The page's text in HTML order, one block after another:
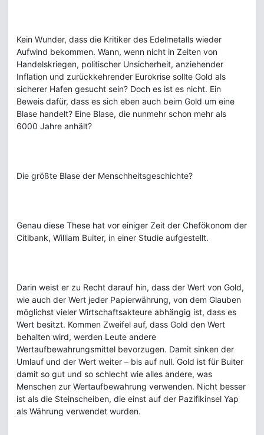
Kein Wunder, dass die Kritiker des Edelmetalls wieder
Aufwind bekommen. Wann, wenn nicht in Zeiten von
Handelskriegen, politischer Unsicherheit, anziehender
Inflation und zurückkehrender Eurokrise sollte Gold als
sicherer Hafen gesucht sein? Doch es ist es nicht. Ein
Beweis dafür, dass es sich eben auch beim Gold um eine
Blase handelt? Eine Blase, die nunmehr schon mehr als
6000 Jahre anhält?
Die größte Blase der Menschheitsgeschichte?
Genau diese These hat vor einiger Zeit der Chefökonom der
Citibank, William Buiter, in einer Studie aufgestellt.
Darin weist er zu Recht darauf hin, dass der Wert von Gold,
wie auch der Wert jeder Papierwährung, von dem Glauben
möglichst vieler Wirtschaftsakteure abhängig ist, dass es
Wert besitzt. Kommen Zweifel auf, dass Gold den Wert
behalten wird, werden Leute andere
Wertaufbewahrungsmittel bevorzugen. Damit sinken der
Umlauf und der Wert weiter – bis auf null. Gold ist für Buiter
damit so gut und so schlecht wie alles andere, was
Menschen zur Wertaufbewahrung verwenden. Nicht besser
ist als die Steinscheiben, die einst auf der Pazifikinsel Yap
als Währung verwendet wurden.